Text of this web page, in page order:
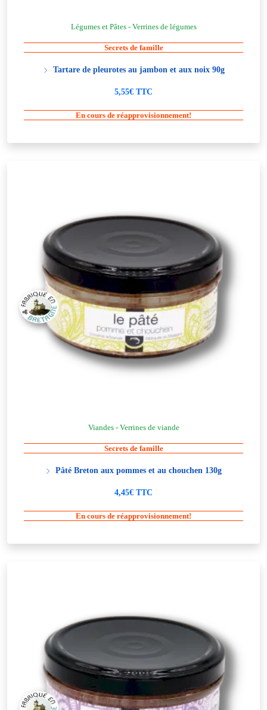
Légumes et Pâtes - Verrines de légumes
Secrets de famille
Tartare de pleurotes au jambon et aux noix 90g
5,55€ TTC
En cours de réapprovisionnement!
Viandes - Verrines de viande
Secrets de famille
Pâté Breton aux pommes et au chouchen 130g
4,45€ TTC
En cours de réapprovisionnement!